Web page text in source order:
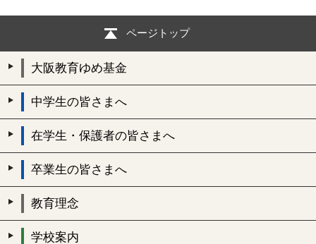
ページトップ
大阪教育ゆめ基金
中学生の皆さまへ
在学生・保護者の皆さまへ
卒業生の皆さまへ
教育理念
学校案内